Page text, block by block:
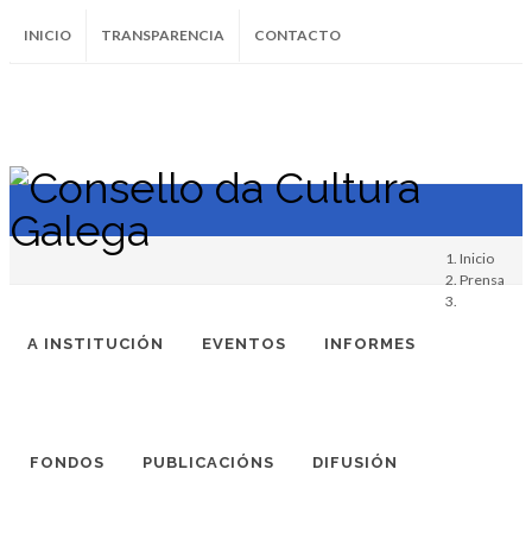
INICIO TRANSPARENCIA CONTACTO
InstagramFacebookTwitter Soundcloud
Youtube
A INSTITUCIÓN EVENTOS INFORMES
FONDOS PUBLICACIÓNS DIFUSIÓN
Inicio
Prensa